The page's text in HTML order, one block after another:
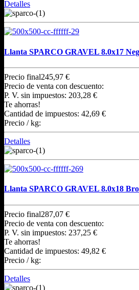
Detalles
Llanta SPARCO GRAVEL 8.0x17
Precio final245,97 €
Precio de venta con descuento:
P. V. sin impuestos: 203,28 €
Te ahorras!
Cantidad de impuestos: 42,69 €
Precio / kg:
Detalles
Llanta SPARCO GRAVEL 8.0x18
Precio final287,07 €
Precio de venta con descuento:
P. V. sin impuestos: 237,25 €
Te ahorras!
Cantidad de impuestos: 49,82 €
Precio / kg:
Detalles